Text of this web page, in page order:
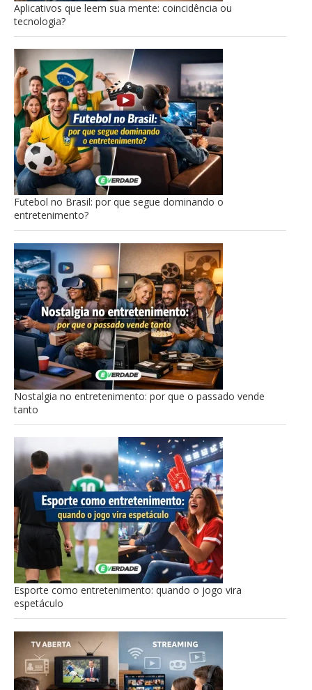
Aplicativos que leem sua mente: coincidência ou
tecnologia?
Futebol no Brasil: por que segue dominando o
entretenimento?
Nostalgia no entretenimento: por que o passado vende
tanto
Esporte como entretenimento: quando o jogo vira
espetáculo